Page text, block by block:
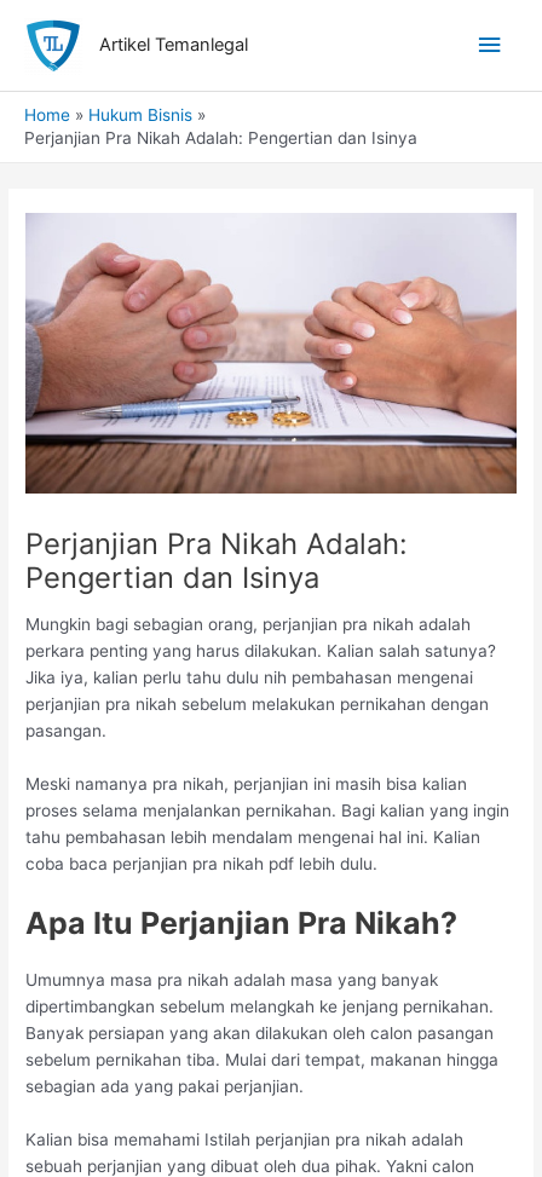
content
Artikel Temanlegal
Main
Home
Hukum Bisnis
Perjanjian Pra Nikah Adalah: Pengertian dan Isinya
Perjanjian Pra Nikah Adalah:
Pengertian dan Isinya
Mungkin bagi sebagian orang, perjanjian pra nikah adalah
perkara penting yang harus dilakukan. Kalian salah satunya?
Jika iya, kalian perlu tahu dulu nih pembahasan mengenai
perjanjian pra nikah sebelum melakukan pernikahan dengan
pasangan.
Meski namanya pra nikah, perjanjian ini masih bisa kalian
proses selama menjalankan pernikahan. Bagi kalian yang ingin
tahu pembahasan lebih mendalam mengenai hal ini. Kalian
coba baca perjanjian pra nikah pdf lebih dulu.
Apa Itu Perjanjian Pra Nikah?
Umumnya masa pra nikah adalah masa yang banyak
dipertimbangkan sebelum melangkah ke jenjang pernikahan.
Banyak persiapan yang akan dilakukan oleh calon pasangan
sebelum pernikahan tiba. Mulai dari tempat, makanan hingga
sebagian ada yang pakai perjanjian.
Kalian bisa memahami Istilah perjanjian pra nikah adalah
sebuah perjanjian yang dibuat oleh dua pihak. Yakni calon